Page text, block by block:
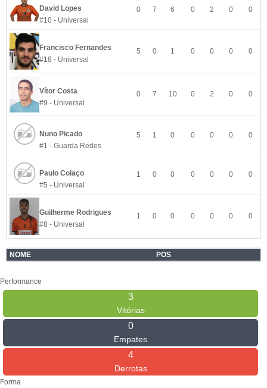
David Lopes
#10 - Universal
0 7 6 0 2 0 0
Francisco Fernandes
#18 - Universal
5 0 1 0 0 0 0
Vítor Costa
#9 - Universal
0 7 10 0 2 0 0
Nuno Picado
#1 - Guarda Redes
5 1 0 0 0 0 0
Paulo Colaço
#5 - Universal
1 0 0 0 0 0 0
Guilherme Rodrigues
#8 - Universal
1 0 0 0 0 0 0
NOME POS
Performance
3
Vitórias
0
Empates
4
Derrotas
Forma